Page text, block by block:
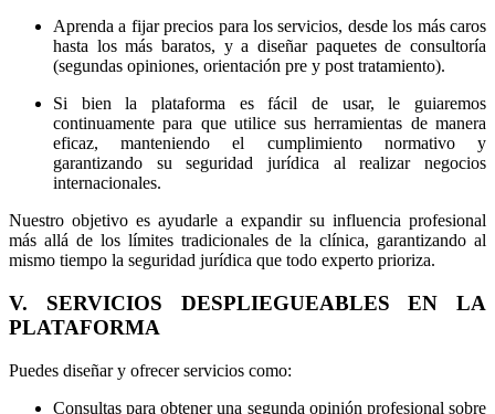
Aprenda a fijar precios para los servicios, desde los más caros
hasta los más baratos, y a diseñar paquetes de consultoría
(segundas opiniones, orientación pre y post tratamiento).
Si bien la plataforma es fácil de usar, le guiaremos
continuamente para que utilice sus herramientas de manera
eficaz, manteniendo el cumplimiento normativo y
garantizando su seguridad jurídica al realizar negocios
internacionales.
Nuestro objetivo es ayudarle a expandir su influencia profesional
más allá de los límites tradicionales de la clínica, garantizando al
mismo tiempo la seguridad jurídica que todo experto prioriza.
V. SERVICIOS DESPLIEGUEABLES EN LA
PLATAFORMA
Puedes diseñar y ofrecer servicios como:
Consultas para obtener una segunda opinión profesional sobre